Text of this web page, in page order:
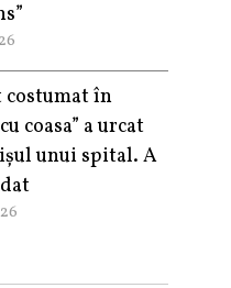
costumat în
coasa” a urcat
unui spital. A